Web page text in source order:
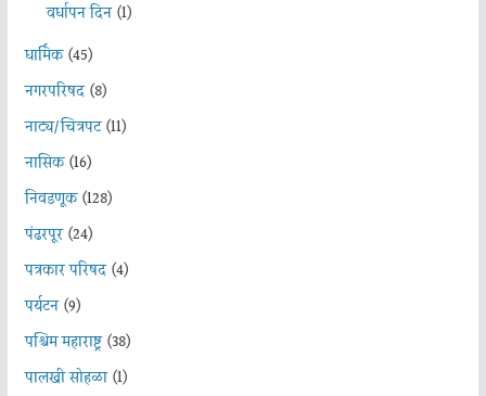
वर्धापन दिन(1)
धार्मिक(45)
नगरपरिषद(8)
नाट्य/चित्रपट(11)
नासिक(16)
निवडणूक(128)
पंढरपूर(24)
पत्रकार परिषद(4)
पर्यटन(9)
पश्चिम महाराष्ट्र(38)
पालखी सोहळा(1)